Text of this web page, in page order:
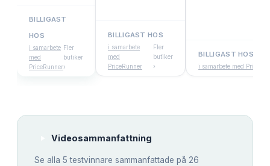
BILLIGAST
HOS
i samarbete
med
PriceRunner
Fler
butiker
›
BILLIGAST HOS
i samarbete
med
PriceRunner
Fler
butiker
›
BILLIGAST HOS
i samarbete med
Videosammanfattning
Se alla 5 testvinnare sammanfattade på 26